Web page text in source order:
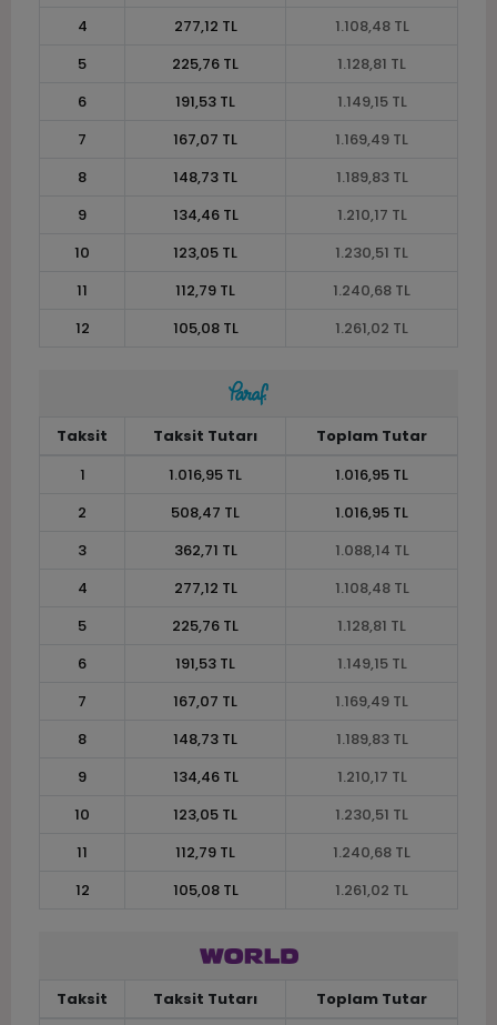
4 277,12 TL
1.108,48 TL
5
225,76 TL
1.128,81 TL
6
191,53 TL
1.149,15 TL
7
167,07 TL
1.169,49 TL
8
148,73 TL
1.189,83 TL
9
134,46 TL
1.210,17 TL
10
123,05 TL
1.230,51 TL
11
112,79 TL
1.240,68 TL
12
105,08 TL 1.261,02 TL
Taksit Taksit Tutarı
Toplam Tutar
1
1.016,95 TL
1.016,95 TL
2
508,47 TL
1.016,95 TL
3
362,71 TL
1.088,14 TL
4
277,12 TL
1.108,48 TL
5
225,76 TL
1.128,81 TL
6
191,53 TL
1.149,15 TL
7
167,07 TL
1.169,49 TL
8
148,73 TL
1.189,83 TL
9
134,46 TL
1.210,17 TL
10
123,05 TL
1.230,51 TL
11
112,79 TL
1.240,68 TL
12
105,08 TL 1.261,02 TL
Taksit Taksit Tutarı
Toplam Tutar